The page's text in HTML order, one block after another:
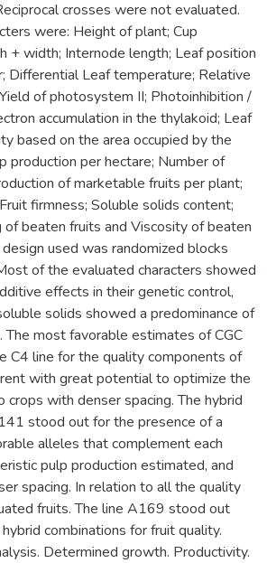
crosses were not evaluated.
were: Height of plant; Cup
+ width; Internode length; Leaf position
Differential Leaf temperature; Relative
of photosystem II; Photoinhibition /
accumulation in the thylakoid; Leaf
based on the area occupied by the
production per hectare; Number of
of marketable fruits per plant;
firmness; Soluble solids content;
of beaten fruits and Viscosity of beaten
used was randomized blocks
of the evaluated characters showed
effects in their genetic control,
solids showed a predominance of
most favorable estimates of CGC
C4 line for the quality components of
with great potential to optimize the
with denser spacing. The hybrid
stood out for the presence of a
alleles that complement each
pulp production estimated, and
spacing. In relation to all the quality
fruits. The line A169 stood out
combinations for fruit quality.
Determined growth. Productivity.